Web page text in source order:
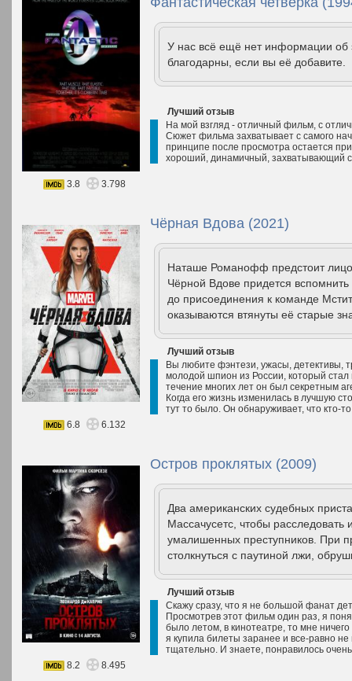
У нас всё ещё нет информации
благодарны, если вы её добавите.
Лучший отзыв
На мой взгляд - отличный фильм, с
Сюжет фильма захватывает с самого
принципе после просмотра остается
хороший, динамичный, захватывающий
3.8 3.798
Чёрная Вдова (2021)
Наташе Романофф предстоит
Чёрной Вдове придется
до присоединения к команде
оказываются втянуты её старые
Лучший отзыв
Вы любите фэнтези, ужасы, детективы,
молодой шпион из России, который
течение многих лет он был секретным
Когда его жизнь изменилась в лучшую
тут то было. Он обнаруживает, что кто-
6.8
6.132
Остров проклятых (2009)
Два американских судебных
Массачусетс, чтобы расследовать
умалишенных преступников. При
столкнуться с паутиной лжи,
Лучший отзыв
Скажу сразу, что я не большой фанат
Просмотрев этот фильм один раз, я
было летом, в кинотеатре, то мне
я купила билеты заранее и все-равно
тщательно. И знаете, понравилось
8.2
8.495